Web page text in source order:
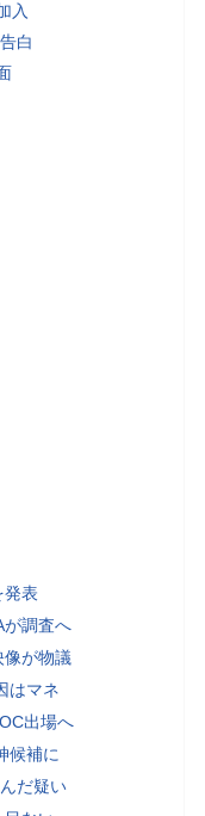
入
白
発表
が調査へ
像が物議
はマネ
出場へ
候補に
だ疑い